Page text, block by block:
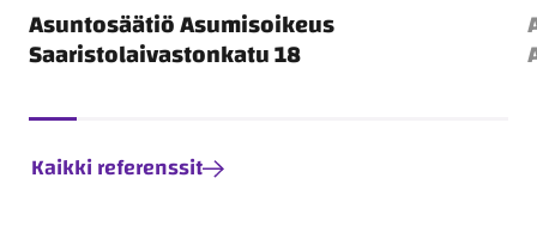
Asuntosäätiö Asumisoikeus
Saaristolaivastonkatu 18
Kaikki referenssit